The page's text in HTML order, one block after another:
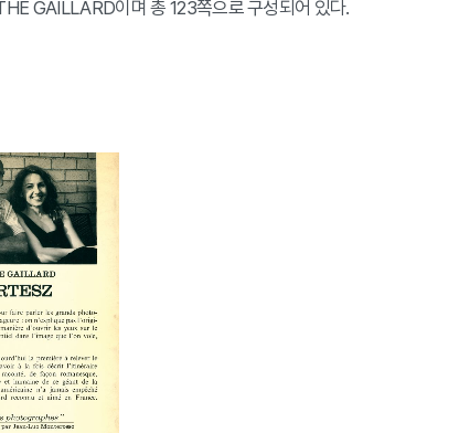
GAILLARD이며 총 123쪽으로 구성되어 있다.